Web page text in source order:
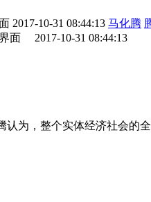
2017-10-31 08:44:13 马化腾
2017-10-31 08:44:13
认为，整个实体经济社会的